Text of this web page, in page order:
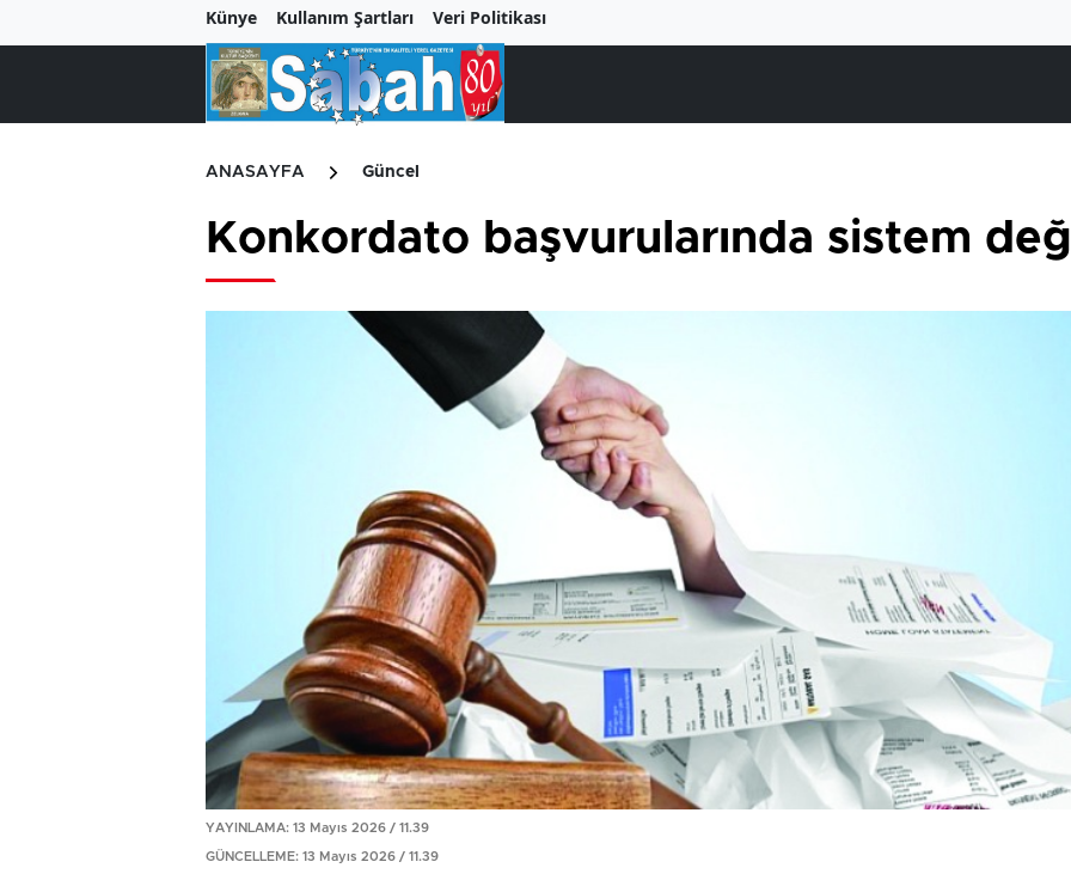
Künye Kullanım Şartları Veri Politikası
ANASAYFA Güncel
Konkordato başvurularında sistem
YAYINLAMA: 13 Mayıs 2026 / 11.39
GÜNCELLEME: 13 Mayıs 2026 / 11.39
Birçok uyku hastalığının
tan...
En ucuz sigara 120
pa...